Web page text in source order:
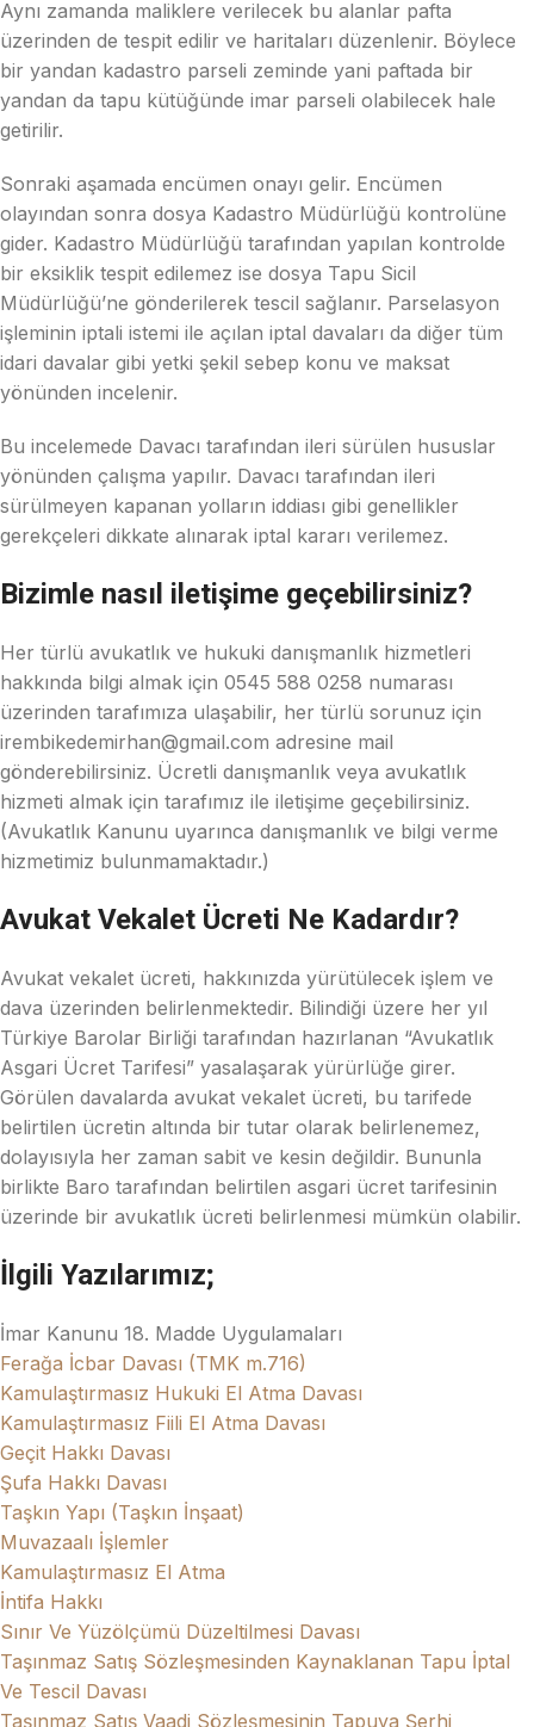
Aynı zamanda maliklere verilecek bu alanlar pafta
üzerinden de tespit edilir ve haritaları düzenlenir. Böylece
bir yandan kadastro parseli zeminde yani paftada bir
yandan da tapu kütüğünde imar parseli olabilecek hale
getirilir.
Sonraki aşamada encümen onayı gelir. Encümen
olayından sonra dosya Kadastro Müdürlüğü kontrolüne
gider. Kadastro Müdürlüğü tarafından yapılan kontrolde
bir eksiklik tespit edilemez ise dosya Tapu Sicil
Müdürlüğü’ne gönderilerek tescil sağlanır. Parselasyon
işleminin iptali istemi ile açılan iptal davaları da diğer tüm
idari davalar gibi yetki şekil sebep konu ve maksat
yönünden incelenir.
Bu incelemede Davacı tarafından ileri sürülen hususlar
yönünden çalışma yapılır. Davacı tarafından ileri
sürülmeyen kapanan yolların iddiası gibi genellikler
gerekçeleri dikkate alınarak iptal kararı verilemez.
Bizimle nasıl iletişime geçebilirsiniz?
Her türlü avukatlık ve hukuki danışmanlık hizmetleri
hakkında bilgi almak için 0545 588 0258 numarası
üzerinden tarafımıza ulaşabilir, her türlü sorunuz için
irembikedemirhan@gmail.com adresine mail
gönderebilirsiniz. Ücretli danışmanlık veya avukatlık
hizmeti almak için tarafımız ile iletişime geçebilirsiniz.
(Avukatlık Kanunu uyarınca danışmanlık ve bilgi verme
hizmetimiz bulunmamaktadır.)
Avukat Vekalet Ücreti Ne Kadardır?
Avukat vekalet ücreti, hakkınızda yürütülecek işlem ve
dava üzerinden belirlenmektedir. Bilindiği üzere her yıl
Türkiye Barolar Birliği tarafından hazırlanan “Avukatlık
Asgari Ücret Tarifesi” yasalaşarak yürürlüğe girer.
Görülen davalarda avukat vekalet ücreti, bu tarifede
belirtilen ücretin altında bir tutar olarak belirlenemez,
dolayısıyla her zaman sabit ve kesin değildir. Bununla
birlikte Baro tarafından belirtilen asgari ücret tarifesinin
üzerinde bir avukatlık ücreti belirlenmesi mümkün olabilir.
İlgili Yazılarımız;
İmar Kanunu 18. Madde Uygulamaları
Ferağa İcbar Davası (TMK m.716)
Kamulaştırmasız Hukuki El Atma Davası
Kamulaştırmasız Fiili El Atma Davası
Geçit Hakkı Davası
Şufa Hakkı Davası
Taşkın Yapı (Taşkın İnşaat)
Muvazaalı İşlemler
Kamulaştırmasız El Atma
İntifa Hakkı
Sınır Ve Yüzölçümü Düzeltilmesi Davası
Taşınmaz Satış Sözleşmesinden Kaynaklanan Tapu İptal
Ve Tescil Davası
Taşınmaz Satış Vaadi Sözleşmesinin Tapuya Şerhi